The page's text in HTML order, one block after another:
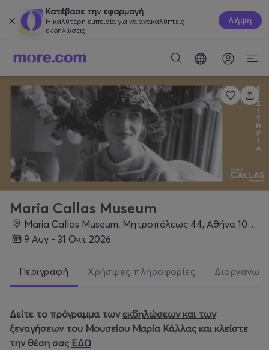
Κατέβασε την εφαρμογή
Η καλύτερη εμπειρία για να ανακαλύπτεις
εκδηλώσεις.
Λήψη
Maria Callas Museum
Maria Callas Museum, Μητροπόλεως 44, Αθήνα 10563, Αθήνα
9 Αυγ - 31 Οκτ 2026
Περιγραφή Χρήσιμες πληροφορίες
Δείτε το πρόγραμμα των εκδηλώσεων και των
ξεναγήσεωντου Μουσείου Μαρία Κάλλας και κλείστε
την θέση σας ΕΔΩ